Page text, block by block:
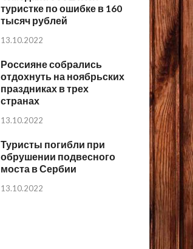
туристке по ошибке в 160
тысяч рублей
13.10.2022
Россияне собрались
отдохнуть на ноябрьских
праздниках в трех
странах
13.10.2022
Туристы погибли при
обрушении подвесного
моста в Сербии
13.10.2022